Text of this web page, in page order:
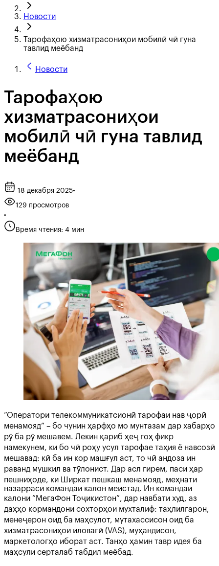
Новости
Тарофаҳою хизматрасониҳои мобилӣ чӣ гуна
тавлид меёбанд
Новости
Тарофаҳою
хизматрасониҳои
мобилӣ чӣ гуна тавлид
меёбанд
18 декабря 2025•
129 просмотров
•
Время чтения: 4 мин
“Оператори телекоммуникатсионӣ тарофаи нав ҷорӣ
менамояд” – бо чунин ҳарфҳо мо мунтазам дар хабарҳо
рӯ ба рӯ мешавем. Лекин қариб ҳеҷ гоҳ фикр
намекунем, ки бо чӣ роҳу усул тарофае таҳия ё навсозӣ
мешавад: кӣ ба ин кор машғул аст, то чӣ андоза ин
раванд мушкил ва тӯлонист. Дар асл гирем, паси ҳар
пешниҳоде, ки Ширкат пешкаш менамояд, меҳнати
назарраси командаи калон меистад. Ин командаи
калони “МегаФон Тоҷикистон”, дар навбати худ, аз
даҳҳо кормандони сохторҳои мухталиф: таҳлилгарон,
менеҷерон оид ба маҳсулот, мутахассисон оид ба
хизматрасониҳои иловагӣ (VAS), муҳандисон,
маркетологҳо иборат аст. Танҳо ҳамин тавр идея ба
маҳсули серталаб табдил меёбад.